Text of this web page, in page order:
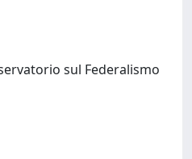
sul Federalismo